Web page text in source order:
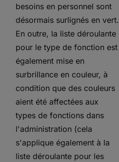
besoins en personnel sont
désormais surlignés en vert.
En outre, la liste déroulante
pour le type de fonction est
également mise en
surbrillance en couleur, à
condition que des couleurs
aient été affectées aux
types de fonctions dans
l'administration (cela
s'applique également à la
liste déroulante pour les